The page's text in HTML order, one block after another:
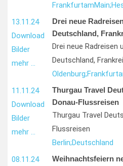
FrankfurtamMain;
13.11.24
Download
Bilder
mehr …
Drei neue
Deutschland,
Drei neue Radreisen
Deutschland,
Oldenburg;Frankfurt
11.11.24
Download
Bilder
mehr …
Thurgau Travel
Donau-Flussreisen
Thurgau Travel
Flussreisen
Berlin;Deutschland
08.11.24
Weihnachtsfeiern